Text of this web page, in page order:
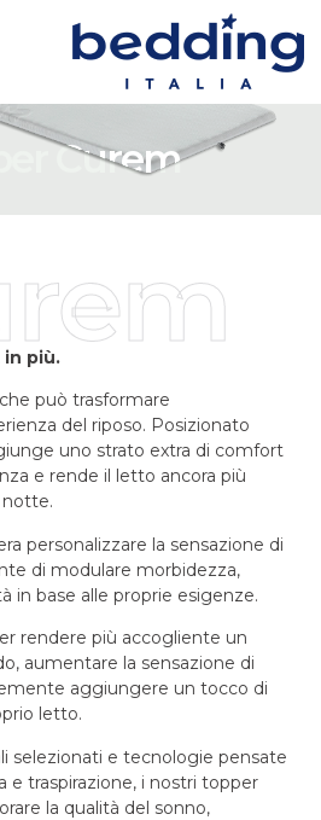
Curem
più.
può trasformare
del riposo. Posizionato
uno strato extra di comfort
e rende il letto ancora più
personalizzare la sensazione di
di modulare morbidezza,
in base alle proprie esigenze.
rendere più accogliente un
aumentare la sensazione di
aggiungere un tocco di
letto.
selezionati e tecnologie pensate
e traspirazione, i nostri topper
la qualità del sonno,